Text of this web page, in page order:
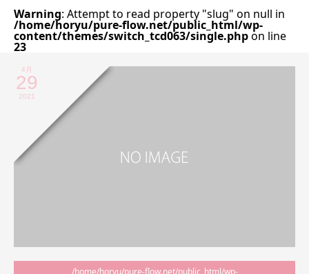
Warning: Attempt to read property "slug" on null in
/home/horyu/pure-flow.net/public_html/wp-
content/themes/switch_tcd063/single.phpon line
23
4月
29
2021
/home/horyu/pure-flow.net/public_html/wp-